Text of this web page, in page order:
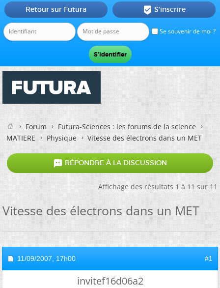
Se souvenir de moi ?
Retour sur Futura  S'inscrire
Forum
Futura-Sciences : les forums de la science
MATIERE
Physique Vitesse des électrons dans un MET
 RÉPONDRE À LA DISCUSSION
Affichage des résultats 1 à 11 sur 11
Vitesse des électrons dans un MET
11/09/2007, 17h00 #1
invitef16d06a2